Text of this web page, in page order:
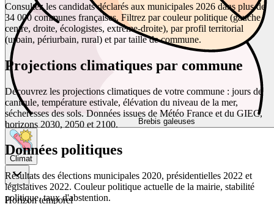
Brebis galeuses
Climat
Horizon temporel
Consultez les candidats déclarés aux municipales 2026 dans plus de
34 000 communes françaises. Filtrez par couleur politique (gauche,
centre, droite, écologistes, extrême-droite), par profil territorial
(urbain, périurbain, rural) et par taille de commune.
Projections climatiques par commune
Découvrez les projections climatiques de votre commune : jours de
canicule, température estivale, élévation du niveau de la mer,
sécheresses des sols. Données issues de Météo France et du GIEC,
horizons 2030, 2050 et 2100.
Données politiques
Résultats des élections municipales 2020, présidentielles 2022 et
législatives 2022. Couleur politique actuelle de la mairie, stabilité
politique, taux d'abstention.